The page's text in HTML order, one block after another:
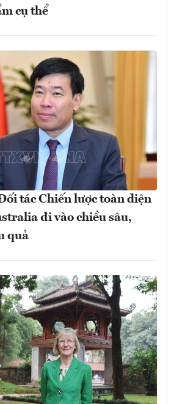
cụ thể
tác Chiến lược toàn diện
đi vào chiều sâu,
quả